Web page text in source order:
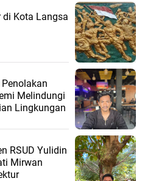
Kota Langsa
Melindungi
Lingkungan
RSUD Yulidin
Mirwan